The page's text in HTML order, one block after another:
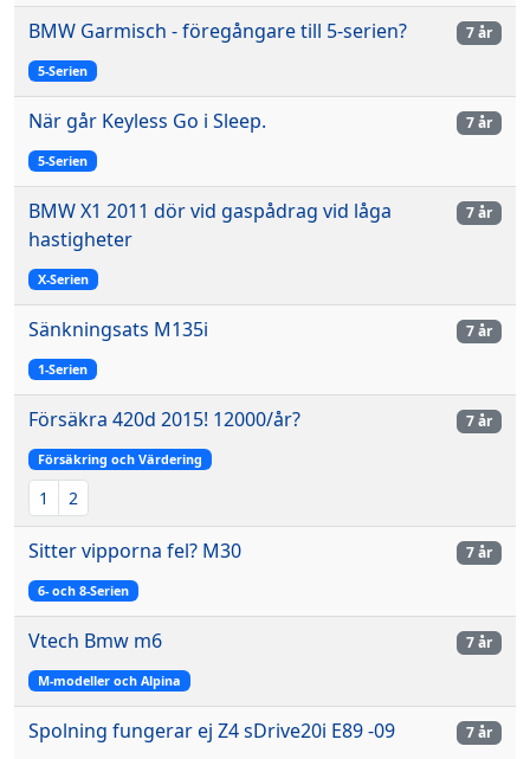
BMW Garmisch - föregångare till 5-serien?
5-Serien
7 år
När går Keyless Go i Sleep.
5-Serien
7 år
BMW X1 2011 dör vid gaspådrag vid låga
hastigheter
X-Serien
7 år
Sänkningsats M135i
1-Serien
7 år
Försäkra 420d 2015! 12000/år?
Försäkring och Värdering
1 2
7 år
Sitter vipporna fel? M30
6- och 8-Serien
7 år
Vtech Bmw m6
M-modeller och Alpina
7 år
Spolning fungerar ej Z4 sDrive20i E89 -09 7 år